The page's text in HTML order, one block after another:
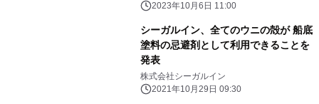
2023年10月6日 11:00
シーガルイン、全てのウニの殻が 船底
塗料の忌避剤として利用できることを
発表
株式会社シーガルイン
2021年10月29日 09:30